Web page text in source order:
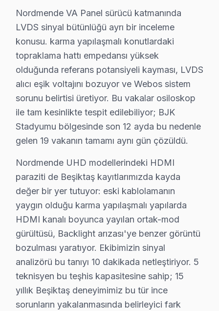
Bu arada,, Dolmabahçe Sarayı, BJK Stadyumu,
Nordmende TV Duvar Montajı – Beşiktaş
Beşiktaş'da satın aldığınız Nordmende televizyonun
Kurulum sürecimiz:
• Beşiktaş'de tek veya çift ekran kurulumu (ev/ofis)
• Beşiktaş servisimizde duvar tipi braket seçimi ve
• Beşiktaş'de ses sistemi entegrasyonu (soundbar, ev
• Beşiktaş servisimizde uydu/kablo alıcısı bağlantısı
• Beşiktaş'de Smart akıllı TV uygulama kurulumu ve
Doğru montaj, Nordmende LED TV'nizin
Beşiktaş'da Nordmende Yıllık Bakım
Nordmende televizyon paneli'nizin uzun yıllar
Bakım kapsamımız:
• Beşiktaş'de toz ve ısı yönetimi optimizasyonu
• Güç kartı kondansatör ön kontrolü — Beşiktaş
• Beşiktaş'de ekran pikseli ve renk kalibrasyonu
• Ses sistemi ve hoparlör temizliği — Beşiktaş
• Beşiktaş'de bağlantı portları ve konektör bakımı
Nordmende VA Panel sürücü katmanında
LVDS sinyal bütünlüğü ayrı bir inceleme
konusu. karma yapılaşmalı konutlardaki
topraklama hattı empedansı yüksek
olduğunda referans potansiyeli kayması, LVDS
alıcı eşik voltajını bozuyor ve Webos sistem
sorunu belirtisi üretiyor. Bu vakalar osiloskop
ile tam kesinlikte tespit edilebiliyor; BJK
Stadyumu bölgesinde son 12 ayda bu nedenle
gelen 19 vakanın tamamı aynı gün çözüldü.
Nordmende UHD modellerindeki HDMI
paraziti de Beşiktaş kayıtlarımızda kayda
değer bir yer tutuyor: eski kablolamanın
yaygın olduğu karma yapılaşmalı yapılarda
HDMI kanalı boyunca yayılan ortak-mod
gürültüsü, Backlight arızası'ye benzer görüntü
bozulması yaratıyor. Ekibimizin sinyal
analizörü bu tanıyı 10 dakikada netleştiriyor. 5
teknisyen bu teşhis kapasitesine sahip; 15
yıllık Beşiktaş deneyimimiz bu tür ince
sorunların yakalanmasında belirleyici fark